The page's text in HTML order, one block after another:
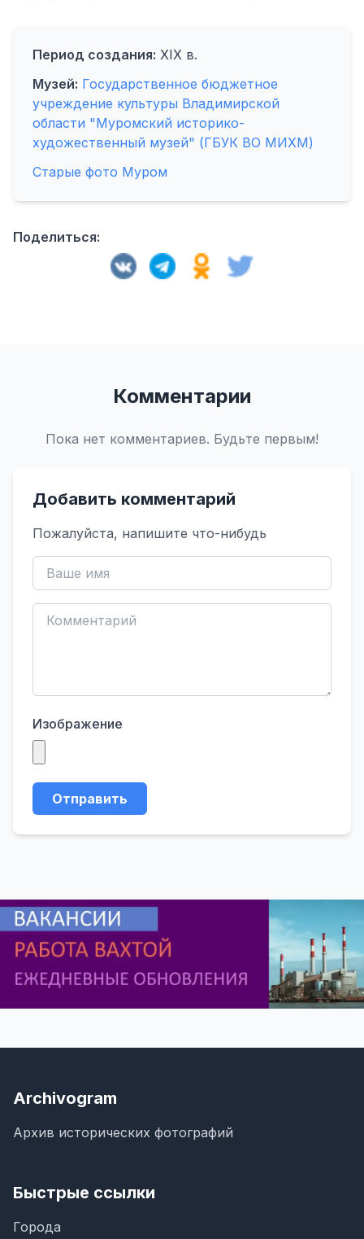
Период создания: XIX в.
Музей: Государственное бюджетное
учреждение культуры Владимирской
области "Муромский историко-
художественный музей" (ГБУК ВО МИХМ)
Старые фото Муром
Поделиться:
Комментарии
Пока нет комментариев. Будьте первым!
Добавить комментарий
Пожалуйста, напишите что-нибудь
Изображение
Отправить
Archivogram
Архив исторических фотографий
Быстрые ссылки
Города